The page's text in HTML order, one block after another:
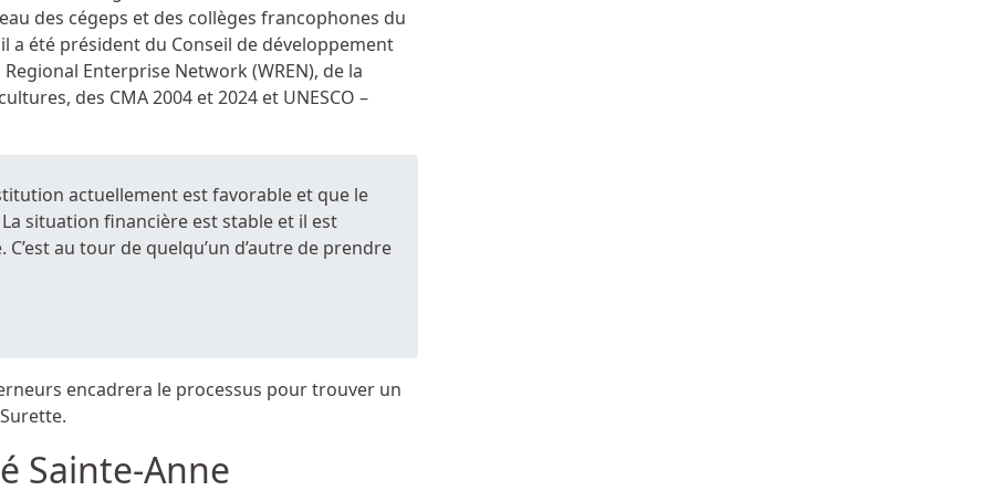
des cégeps et des collèges francophones du
a été président du Conseil de développement
Enterprise Network (WREN), de la
des CMA 2004 et 2024 et UNESCO –
actuellement est favorable et que le
situation financière est stable et il est
au tour de quelqu’un d’autre de prendre
encadrera le processus pour trouver un
Sainte-Anne